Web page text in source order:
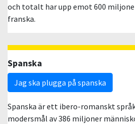
och totalt har upp emot 600
franska.
Spanska
Jag ska plugga på spanska
Spanska är ett ibero-romanskt
modersmål av 386 miljoner